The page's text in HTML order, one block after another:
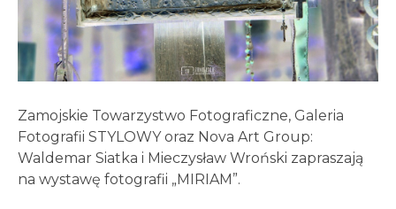
Zamojskie Towarzystwo Fotograficzne, Galeria
Fotografii STYLOWY oraz Nova Art Group:
Waldemar Siatka i Mieczysław Wroński zapraszają
na wystawę fotografii „MIRIAM”.